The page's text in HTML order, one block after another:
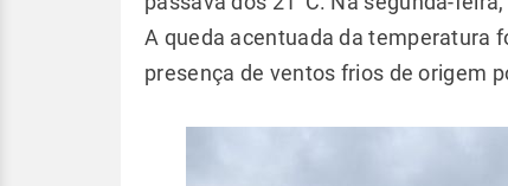
A queda acentuada da temperatura
presença de ventos frios de origem